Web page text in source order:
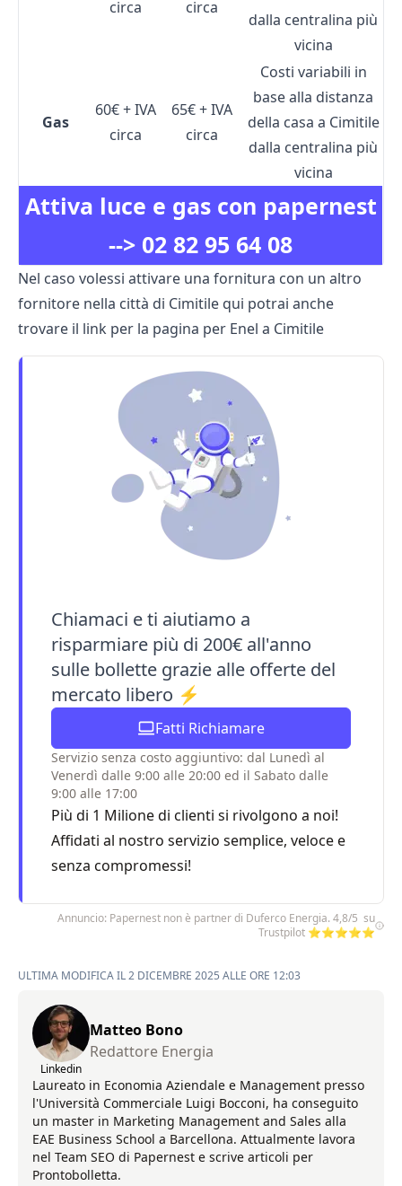
Attiva luce e gas con papernest
--> 02 82 95 64 08
circa circa
dalla centralina più
vicina
Gas
60€ + IVA
circa
65€ + IVA
circa
Costi variabili in
base alla distanza
della casa a Cimitile
dalla centralina più
vicina
Nel caso volessi attivare una fornitura con un altro
fornitore nella città di Cimitile qui potrai anche
trovare il link per la pagina per Enel a Cimitile
Chiamaci e ti aiutiamo a
risparmiare più di 200€ all'anno
sulle bollette grazie alle offerte del
mercato libero ⚡
Fatti Richiamare
Servizio senza costo aggiuntivo: dal Lunedì al
Venerdì dalle 9:00 alle 20:00 ed il Sabato dalle
9:00 alle 17:00
Più di 1 Milione di clienti si rivolgono a noi!
Affidati al nostro servizio semplice, veloce e
senza compromessi!
Annuncio: Papernest non è partner di Duferco Energia. 4,8/5 su
Trustpilot ⭐⭐⭐⭐⭐
ULTIMA MODIFICA IL 2 DICEMBRE 2025 ALLE ORE 12:03
Linkedin
Matteo Bono
Redattore Energia
Laureato in Economia Aziendale e Management presso
l'Università Commerciale Luigi Bocconi, ha conseguito
un master in Marketing Management and Sales alla
EAE Business School a Barcellona. Attualmente lavora
nel Team SEO di Papernest e scrive articoli per
Prontobolletta.